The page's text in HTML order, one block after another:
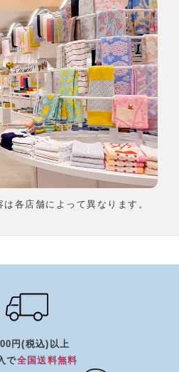
各店舗によって異なります。
円(税込)以上
で全国送料無料